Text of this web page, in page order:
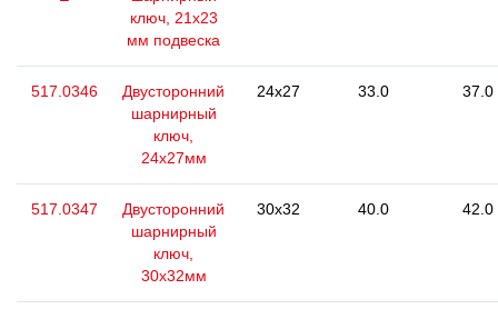
ключ, 21х23
мм подвеска
517.0346
Двусторонний
шарнирный
ключ,
24x27мм
24x27 33.0 37.0
517.0347
Двусторонний
шарнирный
ключ,
30x32мм
30x32 40.0 42.0